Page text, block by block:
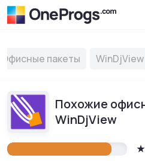
Офисные пакеты WinDjView
Похожие
WinDjView